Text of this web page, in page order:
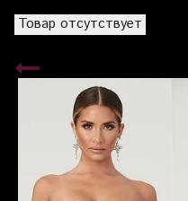
Товар отсутствует